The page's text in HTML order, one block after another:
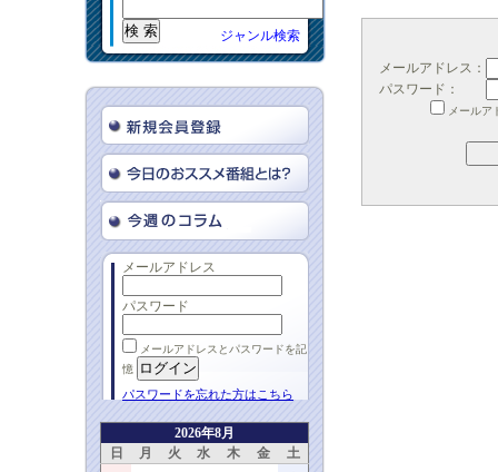
ジャンル検索
メールアドレス
パスワード
メールアドレスとパスワードを記
憶
パスワードを忘れた方はこちら
2026年8月
日
月 火 水 木 金
土
メールアドレス：
パスワード：
メールア